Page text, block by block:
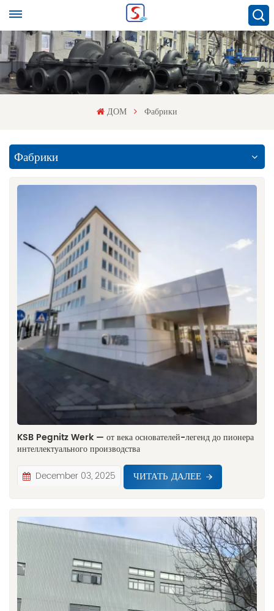
ДОМ Фабрики
Фабрики
KSB Pegnitz Werk — от века основателей-легенд до пионера
интеллектуального производства
December 03, 2025 ЧИТАТЬ ДАЛЕЕ